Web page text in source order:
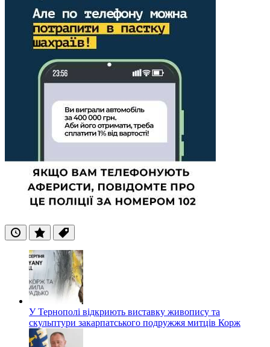
ОстанніПопулярні
Теги
У Тернополі відкриють виставку живопису та
скульптури закарпатського подружжя митців Корж